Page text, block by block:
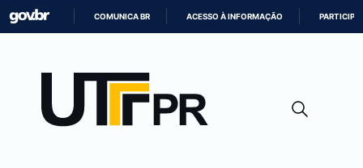
CONTEÚDO
COMUNICA BR ACESSO À INFORMAÇÃO PARTICIPE